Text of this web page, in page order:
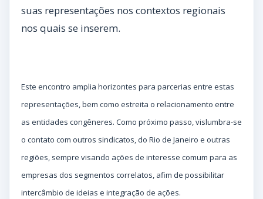
suas representações nos contextos regionais
nos quais se inserem.
Este encontro amplia horizontes para parcerias entre estas
representações, bem como estreita o relacionamento entre
as entidades congêneres. Como próximo passo, vislumbra-se
o contato com outros sindicatos, do Rio de Janeiro e outras
regiões, sempre visando ações de interesse comum para as
empresas dos segmentos correlatos, afim de possibilitar
intercâmbio de ideias e integração de ações.